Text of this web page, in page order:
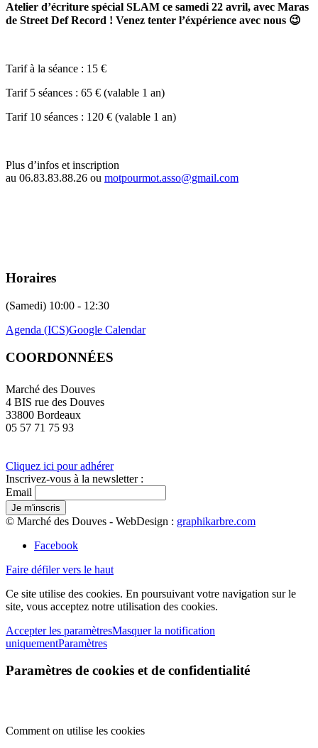
Atelier d’écriture spécial SLAM ce samedi 22 avril, avec Maras
de Street Def Record ! Venez tenter l’éxpérience avec nous 😉
Tarif à la séance : 15 €
Tarif 5 séances : 65 € (valable 1 an)
Tarif 10 séances : 120 € (valable 1 an)
Plus d’infos et inscription
au 06.83.83.88.26 ou motpourmot.asso@gmail.com
Horaires
(Samedi) 10:00 - 12:30
Agenda (ICS)Google Calendar
COORDONNÉES
Marché des Douves
4 BIS rue des Douves
33800 Bordeaux
05 57 71 75 93
Cliquez ici pour adhérer
Inscrivez-vous à la newsletter :
Email
© Marché des Douves - WebDesign : graphikarbre.com
Facebook
Faire défiler vers le haut
Ce site utilise des cookies. En poursuivant votre navigation sur le
site, vous acceptez notre utilisation des cookies.
Accepter les paramètresMasquer la notification
uniquementParamètres
Paramètres de cookies et de confidentialité
Comment on utilise les cookies